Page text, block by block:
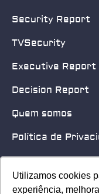
Utilizamos cookies
experiência,
Utilizamos cookies
experiência,
Security Report
TVSecurity
Executive Report
Decision Report
Quem somos
Política de
Quero patrocinar
Contato